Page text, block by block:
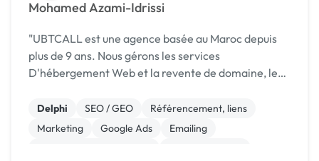
Mohamed Azami-Idrissi
"UBTCALL est une agence basée au Maroc depuis
plus de 9 ans. Nous gérons les services
D'hébergement Web et la revente de domaine, le
des backs offices, la gestion des réseaux, le
développement d...
Delphi SEO / GEO
Référencement, liens
Marketing
Google Ads
Emailing